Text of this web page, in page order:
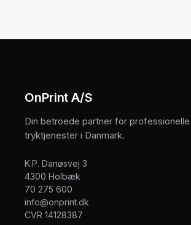
OnPrint A/S
Din betroede partner for professionelle
tryktjenester i Danmark.
K.P. Danøsvej 3
4300 Holbæk
70 275 600
info@onprint.dk
CVR 14128387